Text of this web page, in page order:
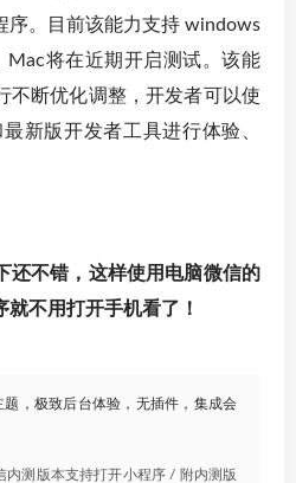
序。目前该能力支持 windows
Mac将在近期开启测试。该能
不断优化调整，开发者可以使
新版开发者工具进行体验、
还不错，这样使用电脑微信的
就不用打开手机看了！
题，极致后台体验，无插件，集成会
内测版本支持打开小程序 / 附内测版